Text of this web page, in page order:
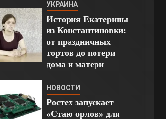
УКРАИНА
История Екатерины
из Константиновки:
от праздничных
тортов до потери
дома и матери
НОВОСТИ
Ростех запускает
«Стаю орлов» для